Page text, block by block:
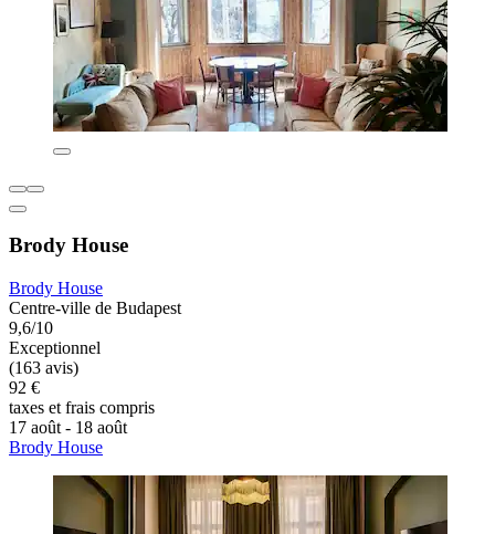
Brody House
Brody House
Centre-ville de Budapest
9,6/10
Exceptionnel
(163 avis)
92 €
taxes et frais compris
17 août - 18 août
Brody House